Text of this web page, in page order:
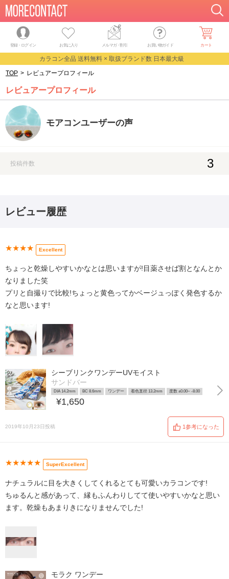
登録・ログイン お気に入り メルマガ・割引 お買い物ガイド カート
カラコン全品 送料無料 × 取扱ブランド数 日本最大級
TOP > レビュアープロフィール
レビュアープロフィール
モアコンユーザーの声
投稿件数 3
レビュー履歴
★★★★ Excellent
ちょっと乾燥しやすいかなとは思いますが!目薬させば割となんとか
なりました笑
プリと自撮りで比較!ちょっと黄色ってかベージュっぽく発色するか
なと思います!
シーブリンクワンデーUVモイスト
サンドバー
DIA 14.2mm BC 8.6mm ワンデー 着色直径 13.2mm 度数 ±0.00~ -8.00
¥1,650
2019年10月23日投稿 1参考になった
★★★★★ SuperExcellent
ナチュラルに目を大きくしてくれるとても可愛いカラコンです!
ちゅるんと感があって、縁もふんわりしてて使いやすいかなと思い
ます。乾燥もあまりきになりませんでした!
モラク ワンデー